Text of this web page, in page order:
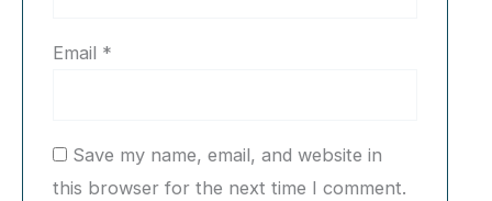
Email *
Save my name, email, and website in
this browser for the next time I comment.